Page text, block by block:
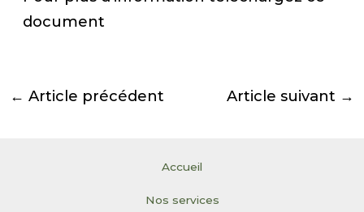
document
← Article précédent Article suivant →
Accueil
Nos services